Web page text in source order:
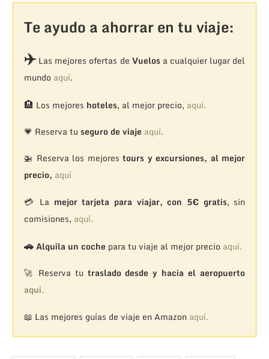
Te ayudo a ahorrar en tu viaje:
✈️Las mejores ofertas de Vuelosa cualquier lugar del
mundo aquí.
🏨 Los mejores hoteles, al mejor precio, aquí.
💗 Reserva tu seguro de viaje aquí.
🚁 Reserva los mejorestours y excursiones, al mejor
precio, aquí
💳 La mejor tarjeta para viajar, con 5€ gratis, sin
comisiones, aquí.
🚗Alquila un coche para tu viaje al mejor precio aquí.
🚀 Reserva tu traslado desde y hacia el aeropuerto
aquí.
📖 Las mejores guías de viaje en Amazon aquí.